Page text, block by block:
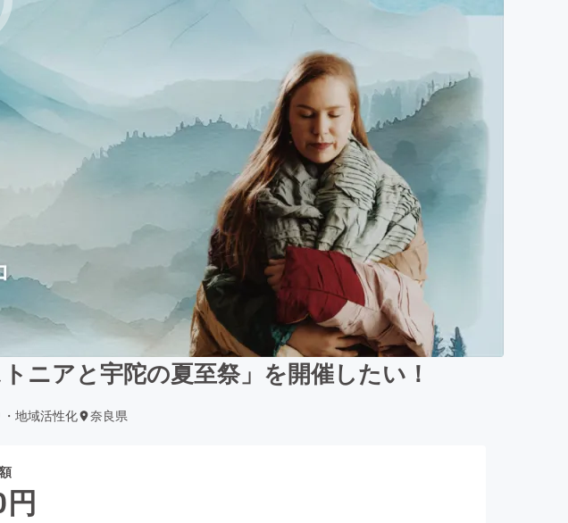
ニアと宇陀の夏至祭」を開催したい！
地域活性化 奈良県
円